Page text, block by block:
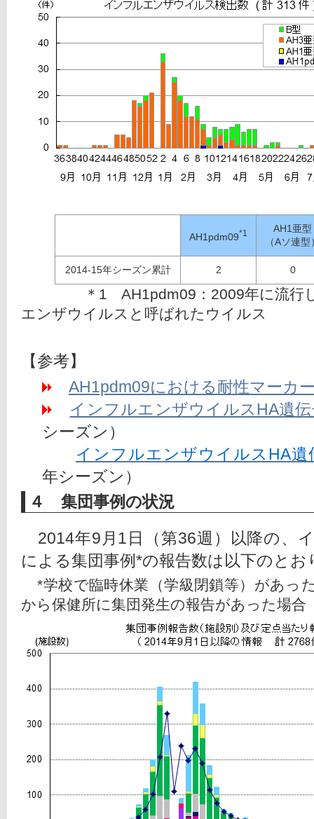
AH1pdm09*1
AH1亜型
（Aソ連型
2014-15年シーズン累計 2 0
＊1　AH1pdm09：2009年に流行
エンザウイルスと呼ばれたウイルス
【参考】
AH1pdm09における耐性マーカ
インフルエンザウイルスHA遺
シーズン）
インフルエンザウイルスHA遺
年シーズン）
４ 集団事例の状況
2014年9月1日（第36週）以降の、
による集団事例*の報告数は以下のとお
*学校で臨時休業（学級閉鎖等）があっ
から保健所に集団発生の報告があった場合